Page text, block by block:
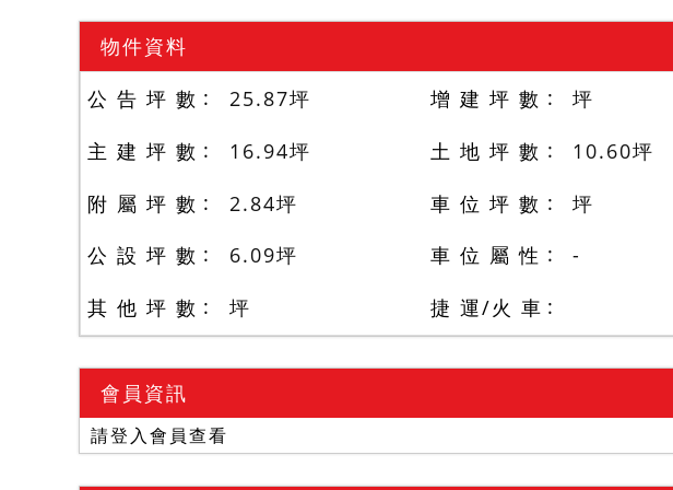
物件資料
公 告 坪 數
25.87坪
主 建 坪 數
16.94坪
附 屬 坪 數
2.84坪
公 設 坪 數
6.09坪
其 他 坪 數
坪
增 建 坪 數
坪
土 地 坪 數
10.60坪
車 位 坪 數
坪
車 位 屬 性
-
捷 運/火 車
會員資訊
請登入會員查看